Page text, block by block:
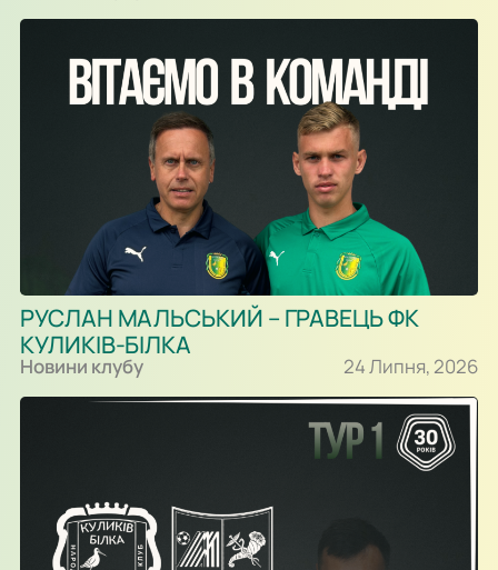
РУСЛАН МАЛЬСЬКИЙ – ГРАВЕЦЬ ФК
КУЛИКІВ-БІЛКА
Новини клубу 24 Липня, 2026